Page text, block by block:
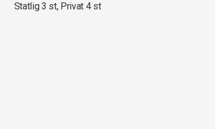
Statlig 3 st, Privat 4 st